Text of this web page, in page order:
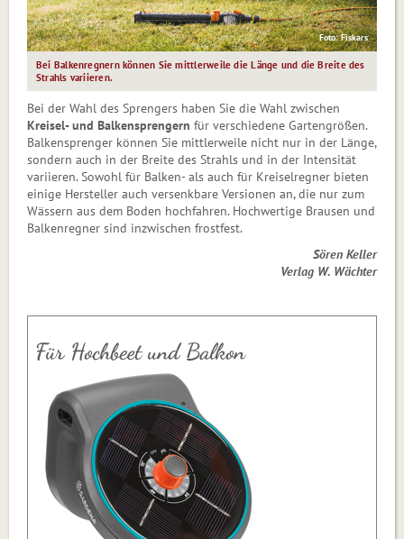
Foto: Fiskars
Bei Balkenregnern können Sie mittlerweile die Länge und die Breite des
Strahls variieren.
Bei der Wahl des Sprengers haben Sie die Wahl zwischen
Kreisel- und Balkensprengern für verschiedene Gartengrößen.
Balkensprenger können Sie mittlerweile nicht nur in der Länge,
sondern auch in der Breite des Strahls und in der Intensität
variieren. Sowohl für Balken- als auch für Kreiselregner bieten
einige Hersteller auch versenkbare Versionen an, die nur zum
Wässern aus dem Boden hochfahren. Hochwertige Brausen und
Balkenregner sind inzwischen frostfest.
Sören Keller
Verlag W. Wächter
Für Hochbeet und Balkon